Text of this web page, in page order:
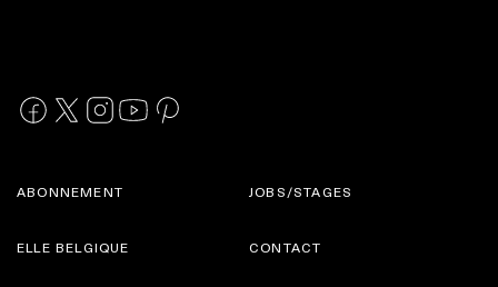
ABONNEMENT
ELLE BELGIQUE
JOBS/STAGES
CONTACT